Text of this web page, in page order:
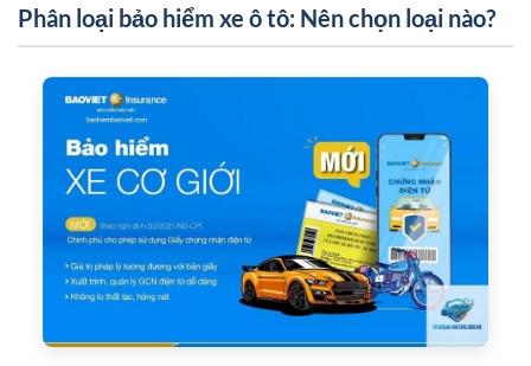
Phân loại bảo hiểm xe ô tô: Nên chọn loại nào?